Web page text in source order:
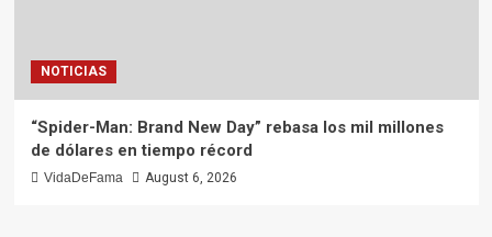
NOTICIAS
“Spider-Man: Brand New Day” rebasa los mil millones
de dólares en tiempo récord
VidaDeFama August 6, 2026